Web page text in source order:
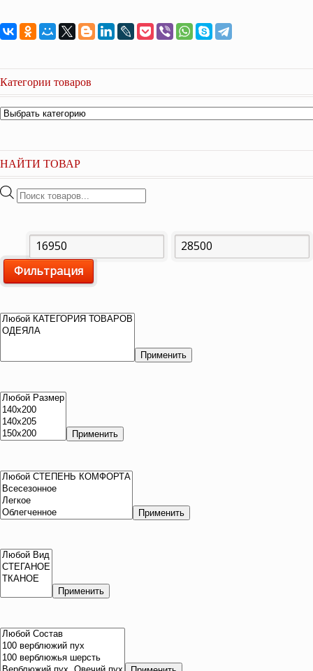
Категории товаров
НАЙТИ ТОВАР
Поиск
Минимальная
цена
Максимальная
Фильтрация
Применить
Применить
Применить
Применить